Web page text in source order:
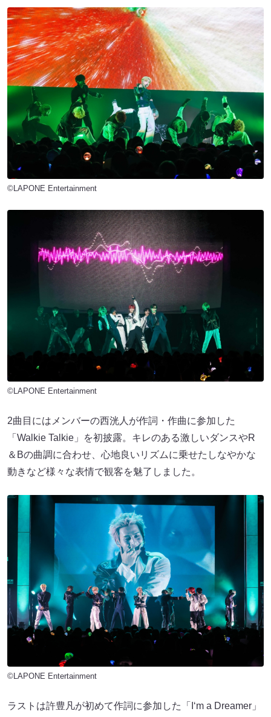
©LAPONE Entertainment
©LAPONE Entertainment
2曲目にはメンバーの西洸人が作詞・作曲に参加した
「Walkie Talkie」を初披露。キレのある激しいダンスやR
＆Bの曲調に合わせ、心地良いリズムに乗せたしなやかな
動きなど様々な表情で観客を魅了しました。
©LAPONE Entertainment
ラストは許豊凡が初めて作詞に参加した「I‘m a Dreamer」